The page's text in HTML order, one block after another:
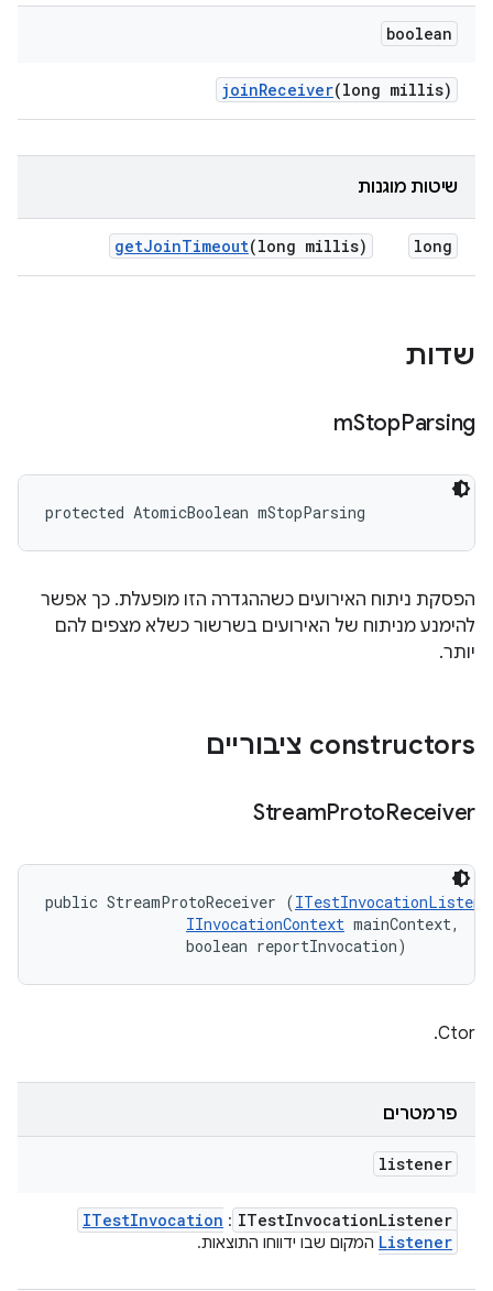
boolean
joinReceiver(long millis)
שיטות מוגנות
long
getJoinTimeout(long millis)
שדות
mStopParsing
protected AtomicBoolean mStopParsing
הפסקת ניתוח האירועים כשההגדרה הזו מופעלת. כך אפשר
להימנע מניתוח של האירועים בשרשור כשלא מצפים להם
יותר.
‫constructors ציבוריים
StreamProtoReceiver
public StreamProtoReceiver (
IInvocationContext mainContext,
                boolean reportInvocation)
Ctor.
פרמטרים
listener
ITestInvocationListener
:
ITestInvocation
Listener המקום שבו ידווחו התוצאות.